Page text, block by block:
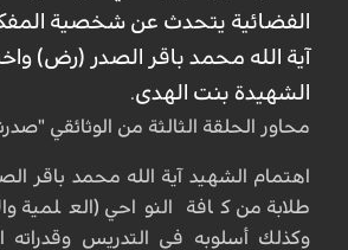
الفضائية يتحدث عن شخصية
آية الله محمد باقر الصدر (رض)
الشهيدة بنت الهدى.
محاور الحلقة الثالثة من الوثائقي
اهتمام الشهيد آية الله محمد باقر
طلابة من كافة النواحي (العلمية
وكذلك أسلوبه في التدريس وقدراته